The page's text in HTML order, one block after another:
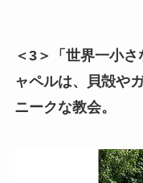
＜3＞「世界一小
ャペルは、貝殻や
ニークな教会。